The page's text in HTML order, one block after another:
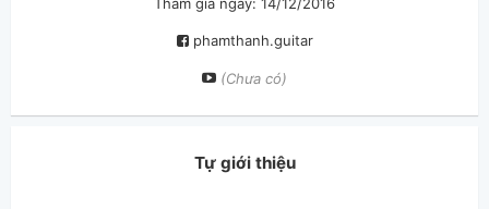
phamthanh.guitar
(Chưa có)
Tự giới thiệu